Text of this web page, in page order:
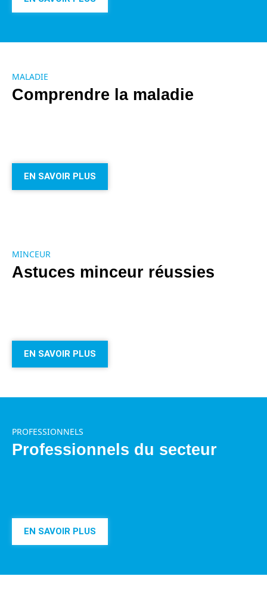
MALADIE
Comprendre la maladie
EN SAVOIR PLUS
MINCEUR
Astuces minceur réussies
EN SAVOIR PLUS
PROFESSIONNELS
Professionnels du secteur
EN SAVOIR PLUS